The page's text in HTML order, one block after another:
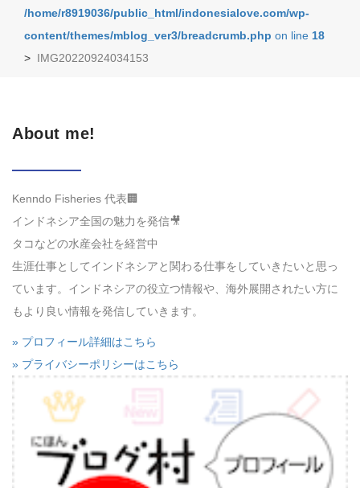
/home/r8919036/public_html/indonesialove.com/wp-
content/themes/mblog_ver3/breadcrumb.php on line 18
> IMG20220924034153
About me!
Kenndo Fisheries 代表🏢
インドネシア全国の魅力を発信🎥
タコなどの水産会社を経営中
生涯仕事としてインドネシアと関わる仕事をしていきたいと思っ
ています。インドネシアの役立つ情報や、海外展開されたい方に
もより良い情報を発信していきます。
» プロフィール詳細はこちら
» プライバシーポリシーはこちら